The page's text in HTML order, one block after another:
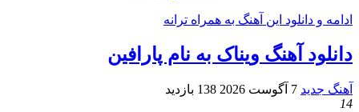
ادامه و دانلود این آهنگ به همراه ترانه
دانلود آهنگ ویناک به نام پارافین
آهنگ جدید 7 آگوست 2026
138 بازدید
14